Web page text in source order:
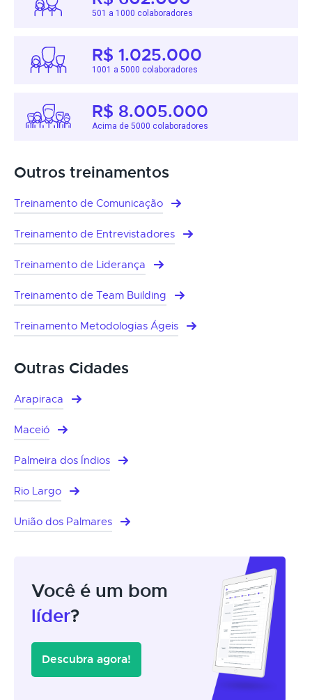
501 a 1000 colaboradores
R$ 1.025.000
1001 a 5000 colaboradores
R$ 8.005.000
Acima de 5000 colaboradores
Outros treinamentos
Treinamento de Comunicação
Treinamento de Entrevistadores
Treinamento de Liderança
Treinamento de Team Building
Treinamento Metodologias Ágeis
Outras Cidades
Arapiraca
Maceió
Palmeira dos Índios
Rio Largo
União dos Palmares
Você é um bom
líder?
Descubra agora!